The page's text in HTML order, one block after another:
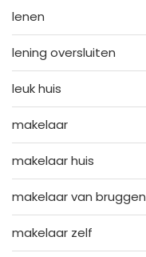
lenen
lening oversluiten
leuk huis
makelaar
makelaar huis
makelaar van bruggen
makelaar zelf